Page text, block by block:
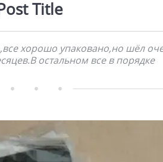
Title
хорошо упаковано,но шёл
остальном все в порядке